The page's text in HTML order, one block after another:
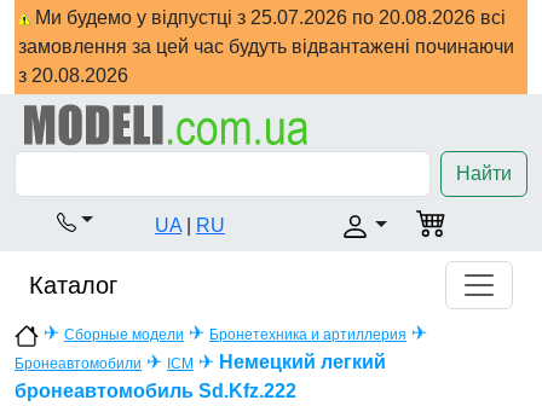
Ми будемо у відпустці з 25.07.2026 по 20.08.2026 всі
замовлення за цей час будуть відвантажені починаючи
з 20.08.2026
Найти
UA RU
Каталог
✈ Сборные модели ✈ Бронетехника и артиллерия ✈
Бронеавтомобили ✈ ICM ✈ Немецкий легкий
бронеавтомобиль Sd.Kfz.222